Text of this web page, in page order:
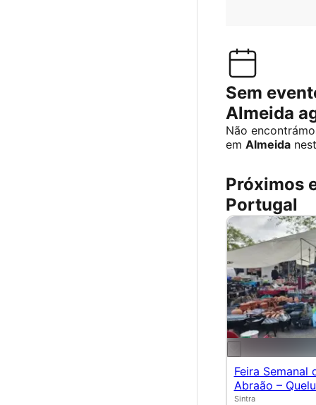
Sem
Almeida
Não
em Almeida
Próximos
Portugal
Feira Semanal
Abraão –
Sintra